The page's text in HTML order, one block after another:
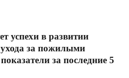
успехи в развитии
за пожилыми
за последние 5